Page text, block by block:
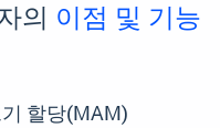
의 이점 및 기능
할당(MAM)